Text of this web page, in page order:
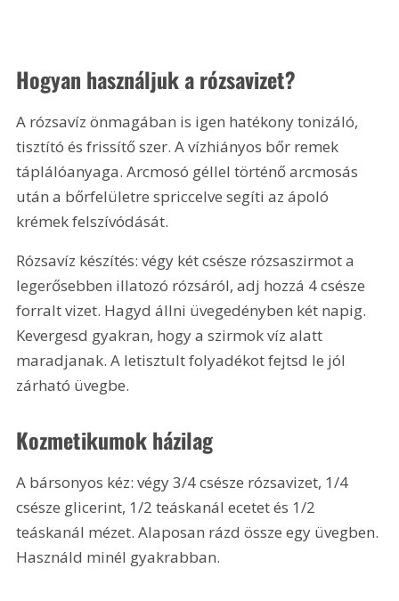
Hogyan használjuk a rózsavizet?
A rózsavíz önmagában is igen hatékony tonizáló,
tisztító és frissítő szer. A vízhiányos bőr remek
táplálóanyaga. Arcmosó géllel történő arcmosás
után a bőrfelületre spriccelve segíti az ápoló
krémek felszívódását.
Rózsavíz készítés: végy két csésze rózsaszirmot a
legerősebben illatozó rózsáról, adj hozzá 4 csésze
forralt vizet. Hagyd állni üvegedényben két napig.
Kevergesd gyakran, hogy a szirmok víz alatt
maradjanak. A letisztult folyadékot fejtsd le jól
zárható üvegbe.
Kozmetikumok házilag
A bársonyos kéz: végy 3/4 csésze rózsavizet, 1/4
csésze glicerint, 1/2 teáskanál ecetet és 1/2
teáskanál mézet. Alaposan rázd össze egy üvegben.
Használd minél gyakrabban.